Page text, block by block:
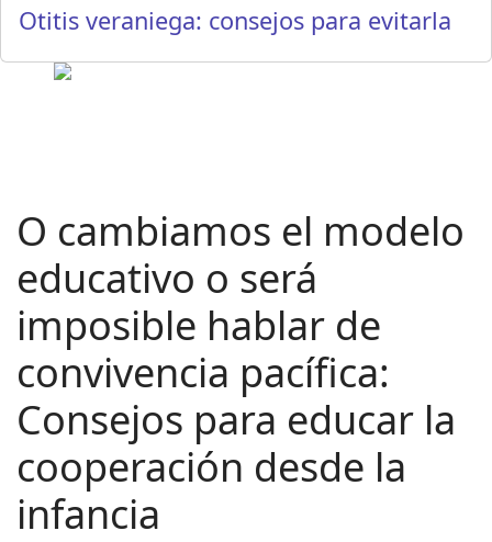
Otitis veraniega: consejos para evitarla
O cambiamos el modelo
educativo o será
imposible hablar de
convivencia pacífica:
Consejos para educar la
cooperación desde la
infancia